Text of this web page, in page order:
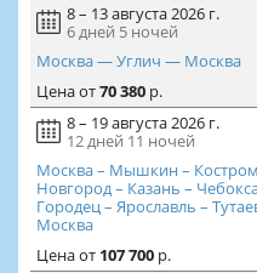
8 – 13 августа 2026 г.
6 дней 5 ночей
Москва — Углич — Москва
Ценаот70 380р.
8 – 19 августа 2026 г.
12 дней 11 ночей
Москва – Мышкин –
Новгород – Казань –
Городец – Ярославль –
Москва
Ценаот 107 700р.